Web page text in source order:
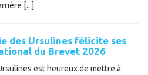
[...]
des Ursulines félicite ses
du Brevet 2026
est heureux de mettre à